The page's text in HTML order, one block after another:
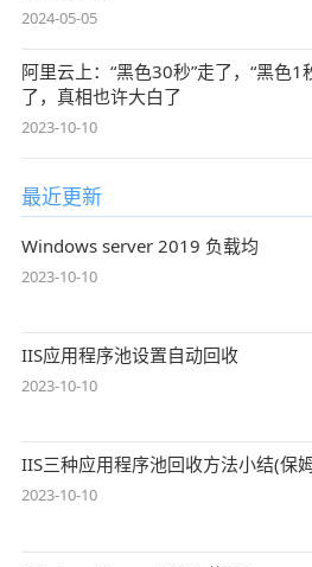
2024-05-05
阿里云上：“黑色30秒”走了， “黑色1
了，真相也许大白了
2023-10-10
最近更新
Windows server 2019 负载均
2023-10-10
IIS应用程序池设置自动回收
2023-10-10
IIS三种应用程序池回收方法小结(保
2023-10-10